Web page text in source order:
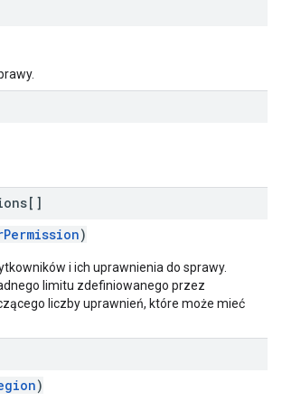
)
i ich uprawnienia do sprawy.
limitu zdefiniowanego przez
liczby uprawnień, które może mieć
)